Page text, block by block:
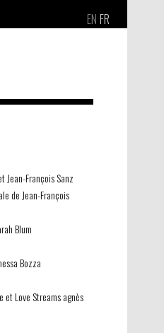
EN FR
Jean-François Sanz
de Jean-François
Blum
Bozza
et Love Streams agnès